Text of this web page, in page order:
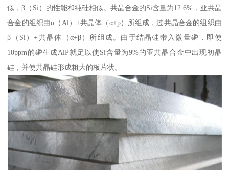
似，β（Si）的性能和纯硅相似。共晶合金的Si含量为12.6%，亚共晶
合金的组织由α（Al）+共晶体（α+p）所组成，过共晶合金的组织由
β（Si）+共晶体（α+β）所组成。由于结晶硅带入微量磷，即使
10ppm的磷生成AlP就足以使Si含量为9%的亚共晶合金中出现初晶
硅，并使共晶硅形成粗大的板片状。